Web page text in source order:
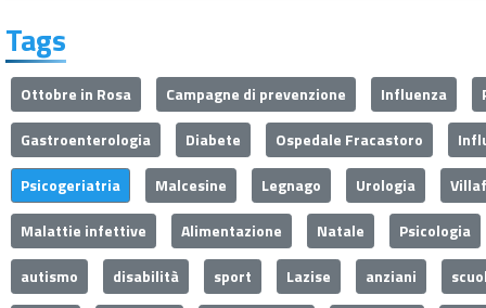
Tags
Ottobre in Rosa Campagne di prevenzione Influenza
Gastroenterologia
Diabete Ospedale Fracastoro
Psicogeriatria
Malcesine Legnago Urologia
Malattie infettive
Alimentazione Natale
Psicologia
autismo
disabilità sport Lazise anziani